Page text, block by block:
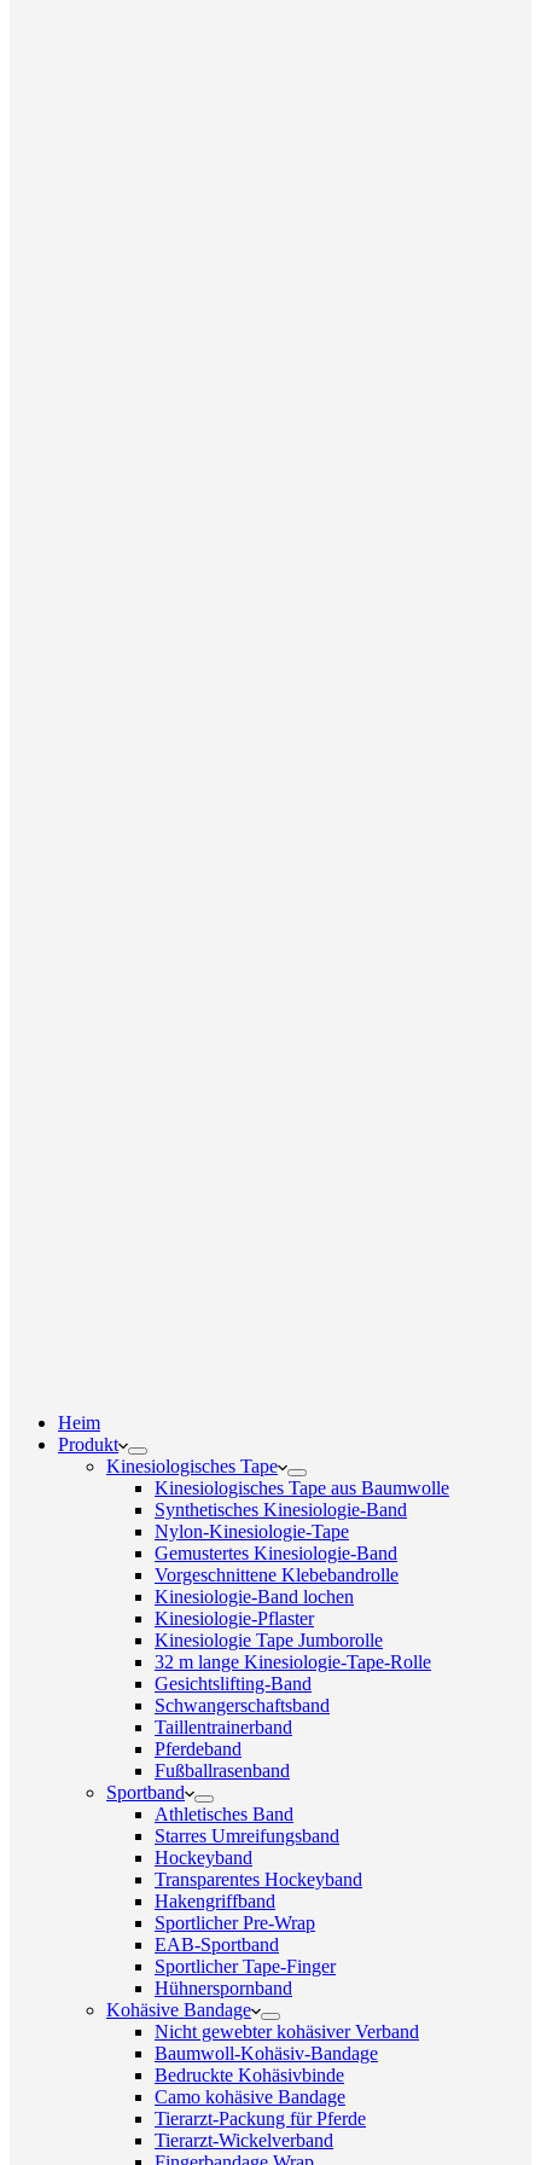
Heim
Produkt
Kinesiologisches Tape
Kinesiologisches Tape aus Baumwolle
Synthetisches Kinesiologie-Band
Nylon-Kinesiologie-Tape
Gemustertes Kinesiologie-Band
Vorgeschnittene Klebebandrolle
Kinesiologie-Band lochen
Kinesiologie-Pflaster
Kinesiologie Tape Jumborolle
32 m lange Kinesiologie-Tape-Rolle
Gesichtslifting-Band
Schwangerschaftsband
Taillentrainerband
Pferdeband
Fußballrasenband
Sportband
Athletisches Band
Starres Umreifungsband
Hockeyband
Transparentes Hockeyband
Hakengriffband
Sportlicher Pre-Wrap
EAB-Sportband
Sportlicher Tape-Finger
Hühnerspornband
Kohäsive Bandage
Nicht gewebter kohäsiver Verband
Baumwoll-Kohäsiv-Bandage
Bedruckte Kohäsivbinde
Camo kohäsive Bandage
Tierarzt-Packung für Pferde
Tierarzt-Wickelverband